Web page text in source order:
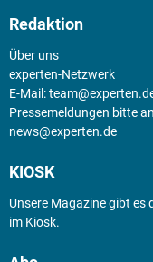
Redaktion
Über uns
experten-Netzwerk
E-Mail:
Pressemeldungen bitte
news@experten.de
KIOSK
Unsere Magazine gibt es
im Kiosk.